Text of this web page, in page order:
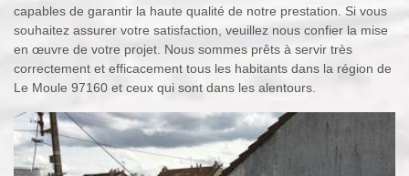
capables de garantir la haute qualité de notre prestation. Si vous
souhaitez assurer votre satisfaction, veuillez nous confier la mise
en œuvre de votre projet. Nous sommes prêts à servir très
correctement et efficacement tous les habitants dans la région de
Le Moule 97160 et ceux qui sont dans les alentours.